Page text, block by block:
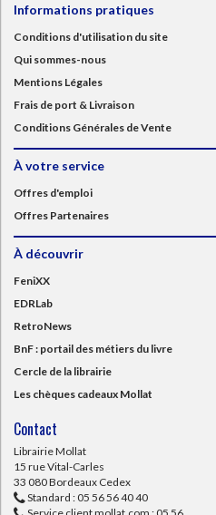
Informations pratiques
Conditions d'utilisation du site
Qui sommes-nous
Mentions Légales
Frais de port & Livraison
Conditions Générales de Vente
À votre service
Offres d'emploi
Offres Partenaires
À découvrir
FeniXX
EDRLab
RetroNews
BnF : portail des métiers du livre
Cercle de la librairie
Les chèques cadeaux Mollat
Contact
Librairie Mollat
15 rue Vital-Carles
33 080 Bordeaux Cedex
Standard : 05 56 56 40 40